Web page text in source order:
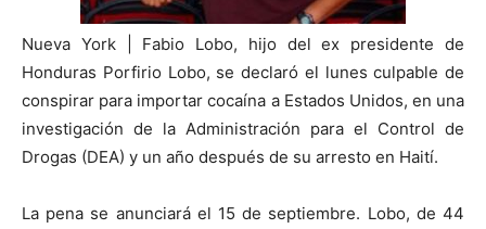
Nueva York | Fabio Lobo, hijo del ex presidente de
Honduras Porfirio Lobo, se declaró el lunes culpable de
conspirar para importar cocaína a Estados Unidos, en una
investigación de la Administración para el Control de
Drogas (DEA) y un año después de su arresto en Haití.
La pena se anunciará el 15 de septiembre. Lobo, de 44